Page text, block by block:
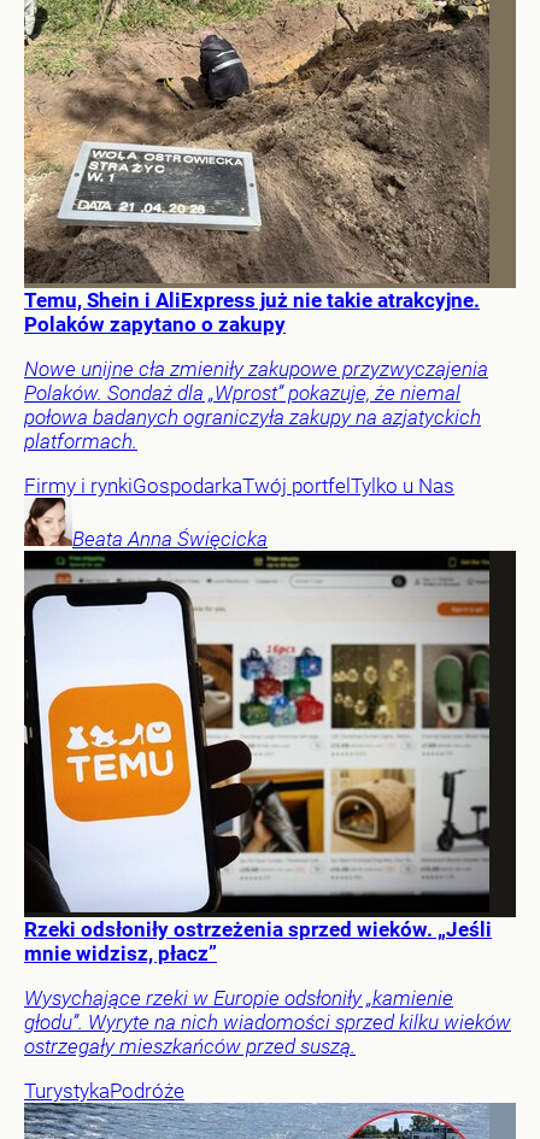
Temu, Shein i AliExpress już nie takie atrakcyjne.
Polaków zapytano o zakupy
Nowe unijne cła zmieniły zakupowe przyzwyczajenia
Polaków. Sondaż dla „Wprost” pokazuje, że niemal
połowa badanych ograniczyła zakupy na azjatyckich
platformach.
Firmy i rynkiGospodarkaTwój portfelTylko u Nas
Beata Anna Święcicka
Rzeki odsłoniły ostrzeżenia sprzed wieków. „Jeśli
mnie widzisz, płacz”
Wysychające rzeki w Europie odsłoniły „kamienie
głodu”. Wyryte na nich wiadomości sprzed kilku wieków
ostrzegały mieszkańców przed suszą.
TurystykaPodróże